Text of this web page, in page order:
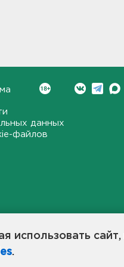
использовать
.
данных
файлов
области,
станет
в 47-м регионе